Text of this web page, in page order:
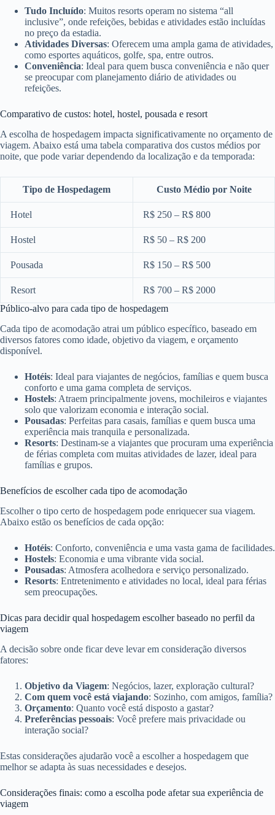
Tudo Incluído: Muitos resorts operam no sistema “all
inclusive”, onde refeições, bebidas e atividades estão incluídas
no preço da estadia.
Atividades Diversas: Oferecem uma ampla gama de atividades,
como esportes aquáticos, golfe, spa, entre outros.
Conveniência: Ideal para quem busca conveniência e não quer
se preocupar com planejamento diário de atividades ou
refeições.
Comparativo de custos: hotel, hostel, pousada e resort
A escolha de hospedagem impacta significativamente no orçamento de
viagem. Abaixo está uma tabela comparativa dos custos médios por
noite, que pode variar dependendo da localização e da temporada:
Tipo de Hospedagem Custo Médio por Noite
Hotel R$ 250 – R$ 800
Hostel R$ 50 – R$ 200
Pousada R$ 150 – R$ 500
Resort
R$ 700 – R$ 2000
Público-alvo para cada tipo de hospedagem
Cada tipo de acomodação atrai um público específico, baseado em
diversos fatores como idade, objetivo da viagem, e orçamento
disponível.
Hotéis: Ideal para viajantes de negócios, famílias e quem busca
conforto e uma gama completa de serviços.
Hostels: Atraem principalmente jovens, mochileiros e viajantes
solo que valorizam economia e interação social.
Pousadas: Perfeitas para casais, famílias e quem busca uma
experiência mais tranquila e personalizada.
Resorts: Destinam-se a viajantes que procuram uma experiência
de férias completa com muitas atividades de lazer, ideal para
famílias e grupos.
Benefícios de escolher cada tipo de acomodação
Escolher o tipo certo de hospedagem pode enriquecer sua viagem.
Abaixo estão os benefícios de cada opção:
Hotéis: Conforto, conveniência e uma vasta gama de facilidades.
Hostels: Economia e uma vibrante vida social.
Pousadas: Atmosfera acolhedora e serviço personalizado.
Resorts: Entretenimento e atividades no local, ideal para férias
sem preocupações.
Dicas para decidir qual hospedagem escolher baseado no perfil da
viagem
A decisão sobre onde ficar deve levar em consideração diversos
fatores:
Objetivo da Viagem: Negócios, lazer, exploração cultural?
Com quem você está viajando: Sozinho, com amigos, família?
Orçamento: Quanto você está disposto a gastar?
Preferências pessoais: Você prefere mais privacidade ou
interação social?
Estas considerações ajudarão você a escolher a hospedagem que
melhor se adapta às suas necessidades e desejos.
Considerações finais: como a escolha pode afetar sua experiência de
viagem